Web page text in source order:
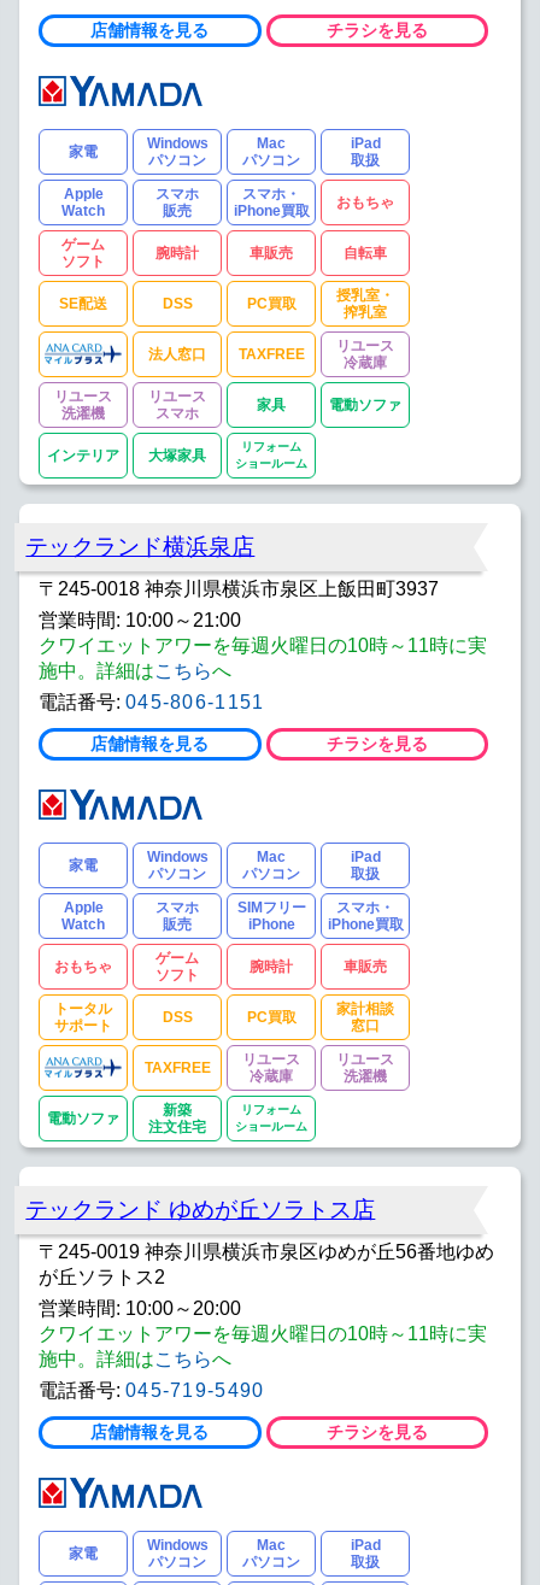
店舗情報を見る チラシを見る
家電
Windows
パソコン
Mac
パソコン
iPad
取扱
Apple
Watch
スマホ
販売
スマホ・
iPhone買取
おもちゃ
ゲーム
ソフト
腕時計 車販売 自転車
SE配送 DSS PC買取
授乳室・
搾乳室
法人窓口 TAXFREE
リユース
冷蔵庫
リユース
洗濯機
リユース
スマホ
家具 電動ソファ
インテリア 大塚家具
リフォーム
ショールーム
テックランド横浜泉店
〒245-0018 神奈川県横浜市泉区上飯田町3937
営業時間: 10:00～21:00
クワイエットアワーを毎週火曜日の10時～11時に実
施中。詳細はこちらへ
電話番号: 045-806-1151
店舗情報を見る チラシを見る
家電
Windows
パソコン
Mac
パソコン
iPad
取扱
Apple
Watch
スマホ
販売
SIMフリー
iPhone
スマホ・
iPhone買取
おもちゃ
ゲーム
ソフト
腕時計 車販売
トータル
サポート
DSS PC買取
家計相談
窓口
TAXFREE
リユース
冷蔵庫
リユース
洗濯機
電動ソファ
新築
注文住宅
リフォーム
ショールーム
テックランド ゆめが丘ソラトス店
〒245-0019 神奈川県横浜市泉区ゆめが丘56番地ゆめ
が丘ソラトス2
営業時間: 10:00～20:00
クワイエットアワーを毎週火曜日の10時～11時に実
施中。詳細はこちらへ
電話番号: 045-719-5490
店舗情報を見る チラシを見る
家電
Windows
パソコン
Mac
パソコン
iPad
取扱